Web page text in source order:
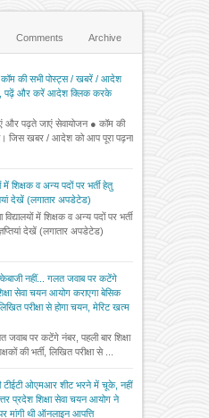
Comments Archive
की सभी पोस्ट्स / खबरें / आदेश
पढ़ें और करें आदेश क्लिक करके
और पढ़ते जाएं सेवायोजन ● कॉम की
जिस खबर / आदेश को आप पूरा पढ़ना
में शिक्षक व अन्य पदों पर भर्ती हेतु
देखें (लगातार अपडेटेड)
में शिक्षक व अन्य पदों पर भर्ती
देखें (लगातार अपडेटेड)
नहीं... गलत जवाब पर कटेंगे
सेवा चयन आयोग कराएगा बेसिक
लिखित परीक्षा से होगा चयन, मेरिट खत्म
जवाब पर कटेंगे नंबर, पहली बार शिक्षा
की भर्ती, लिखित परीक्षा से ...
टीईटी ओएमआर शीट भरने में चूके, नहीं
प्रदेश शिक्षा सेवा चयन आयोग ने
मांगी थी ऑनलाइन आपत्ति